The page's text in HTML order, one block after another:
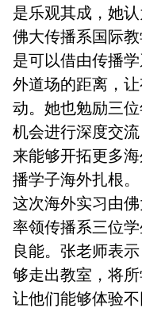
是乐观其成，她
佛大传播系国际
是可以借由传播
外道场的距离，
动。她也勉励三
机会进行深度交
来能够开拓更多
播学子海外扎根。
这次海外实习由
率领传播系三位
良能。张老师表
够走出教室，将
让他们能够体验